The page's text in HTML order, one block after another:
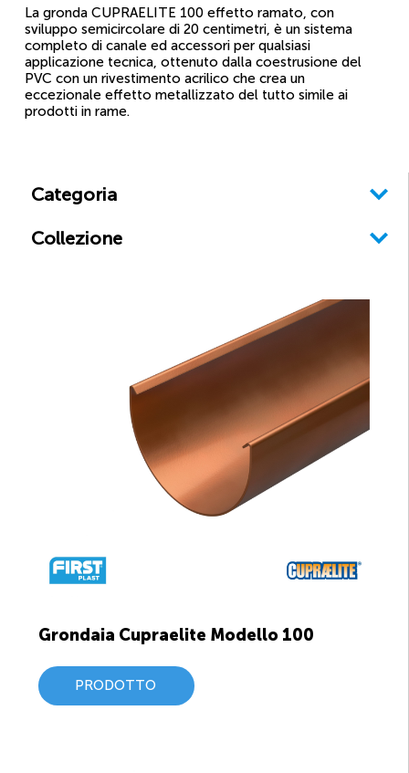
La gronda CUPRAELITE 100 effetto ramato, con
sviluppo semicircolare di 20 centimetri, è un sistema
completo di canale ed accessori per qualsiasi
applicazione tecnica, ottenuto dalla coestrusione del
PVC con un rivestimento acrilico che crea un
eccezionale effetto metallizzato del tutto simile ai
prodotti in rame.
Grondaia Cupraelite Modello 100
PRODOTTO